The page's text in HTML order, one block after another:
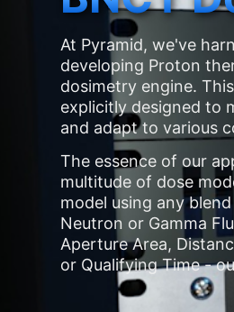
At Pyramid, we've
developing Proton
dosimetry engine.
explicitly designed to
and adapt to various
The essence of our
multitude of dose
model using any
Neutron or Gamma
Aperture Area,
or Qualifying Time -